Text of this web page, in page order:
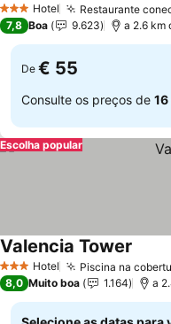
3 EstrelasHotel Restaurante
7,8 Boa 9.623 a 2.6 km
De € 55
Consulte os preços de
Escolha popular
3 EstrelasHotel Piscina na
Valencia Tower
8,0 Muito boa 1.164 a